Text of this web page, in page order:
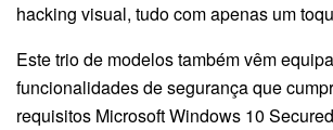
hacking visual, tudo com apenas um
Este trio de modelos também vêm
funcionalidades de segurança que
requisitos Microsoft Windows 10